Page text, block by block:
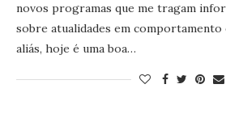
novos programas que me tragam
sobre atualidades em comportamento
aliás, hoje é uma boa…